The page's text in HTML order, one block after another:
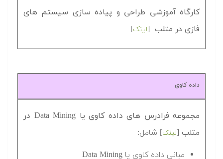
کارگاه آموزشی طراحی و پیاده سازی سیستم های
فازی در متلب [لینک]
داده کاوی
مجموعه فرادرس های داده کاوی یا Data Mining در
متلب [لینک] شامل:
مبانی داده کاوی یا Data Mining